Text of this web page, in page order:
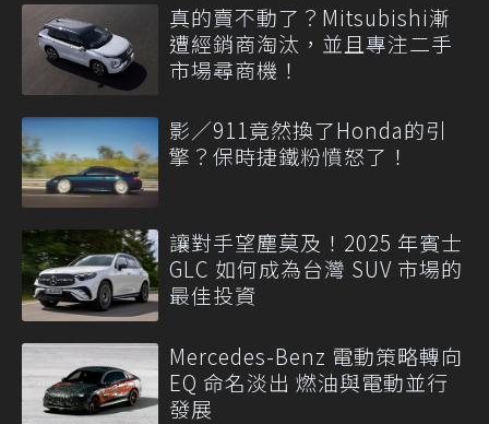
真的賣不動了？Mitsubishi漸
遭經銷商淘汰，並且專注二手
市場尋商機！
影／911竟然換了Honda的引
擎？保時捷鐵粉憤怒了！
讓對手望塵莫及！2025 年賓士
GLC 如何成為台灣 SUV 市場的
最佳投資
Mercedes-Benz 電動策略轉向
EQ 命名淡出 燃油與電動並行
發展